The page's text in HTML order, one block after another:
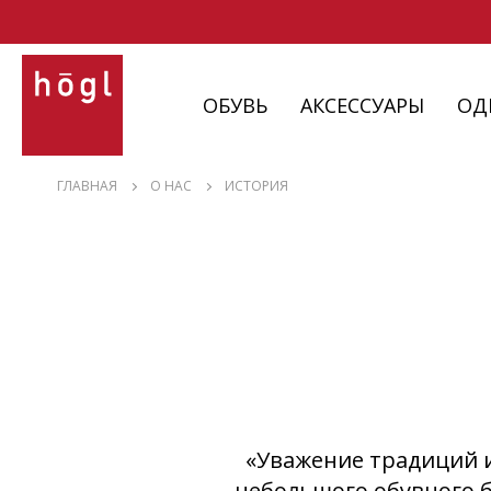
ОБУВЬ АКСЕССУАРЫ
ГЛАВНАЯ О НАС ИСТОРИЯ
«Уважение традиций